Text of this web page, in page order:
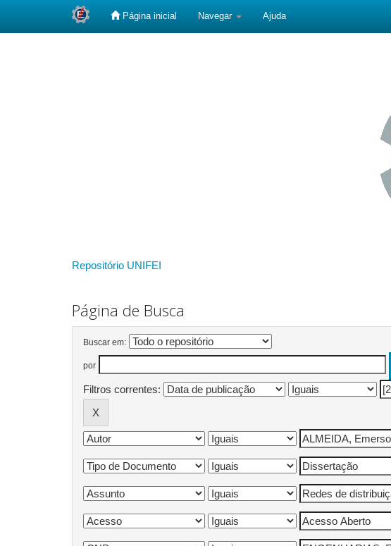
Página inicial Navegar Ajuda
Repositório UNIFEI
Página de Busca
Buscar em:
por
Filtros correntes: